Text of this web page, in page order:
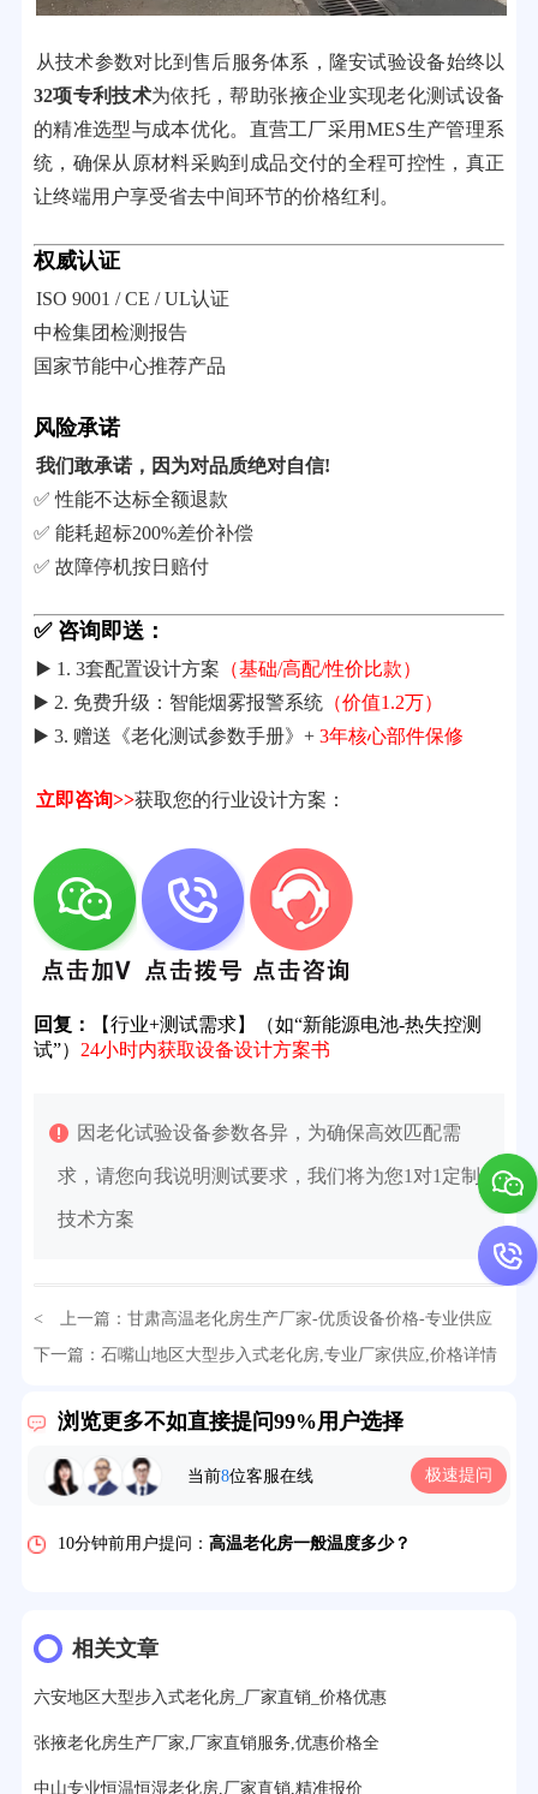
从技术参数对比到售后服务体系，隆安试验设备始终以
32项专利技术为依托，帮助张掖企业实现老化测试设备
的精准选型与成本优化。直营工厂采用MES生产管理系
统，确保从原材料采购到成品交付的全程可控性，真正
让终端用户享受省去中间环节的价格红利。
权威认证
ISO 9001 / CE / UL认证
中检集团检测报告
国家节能中心推荐产品
风险承诺
我们敢承诺，因为对品质绝对自信!
✅ 性能不达标全额退款
✅ 能耗超标200%差价补偿
✅ 故障停机按日赔付
✅ 咨询即送：
▶️ 1. 3套配置设计方案 （基础/高配/性价比款）
▶️ 2. 免费升级：智能烟雾报警系统（价值1.2万）
▶️ 3. 赠送《老化测试参数手册》+ 3年核心部件保修
立即咨询>>获取您的行业设计方案：
回复：
【行业+测试需求】（如“新能源电池-热失控测
试”） 24小时内获取设备设计方案书
因老化试验设备参数各异，为确保高效匹配需
求，请您向我说明测试要求，我们将为您1对1定制
技术方案
< 上一篇： 甘肃高温老化房生产厂家-优质设备价格-专业供应
商推荐
下一篇： 石嘴山地区大型步入式老化房,专业厂家供应,价格详情
浏览更多不如直接提问99%用户选择
当前8位客服在线 极速提问
32分钟前用户提问：氙灯老化试验箱价格多少？
7分钟前用户提问： 老化房安全要求标准有哪些？
10分钟前用户提问： 高温老化房一般温度多少？
13分钟前用户提问：
15分钟前用户提问：高低温试验箱玻璃用什么材料？
17分钟前用户提问：步入式老化房有多大的？
22分钟前用户提问：紫外线老化箱辐照时间是多久？
相关文章
六安地区大型步入式老化房_厂家直销_价格优惠
张掖老化房生产厂家,厂家直销服务,优惠价格全
中山专业恒温恒湿老化房,厂家直销,精准报价